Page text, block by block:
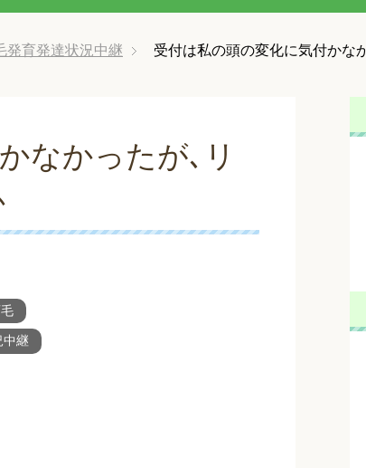
発育発達状況中継 受付は私の頭の変化に気付かな
なかったが､リ
中継